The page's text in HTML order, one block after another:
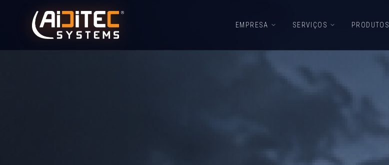
EMPRESA SERVIÇOS PRODUTOS